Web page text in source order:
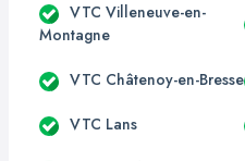
VTC Villeneuve-en-
Montagne
VTC Châtenoy-en-Bresse
VTC Lans